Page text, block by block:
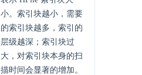
小。索引块越小，需要
的索引块越多，索引的
层级越深；索引块过
大，对索引块本身的扫
描时间会显著的增加。